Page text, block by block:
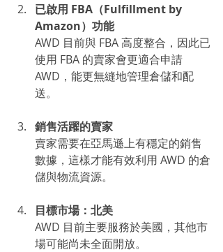
已啟用 FBA（Fulfillment by
Amazon）功能
AWD 目前與 FBA 高度整合，因此已
使用 FBA 的賣家會更適合申請
AWD，能更無縫地管理倉儲和配
送。
銷售活躍的賣家
賣家需要在亞馬遜上有穩定的銷售
數據，這樣才能有效利用 AWD 的倉
儲與物流資源。
目標市場：北美
AWD 目前主要服務於美國，其他市
場可能尚未全面開放。